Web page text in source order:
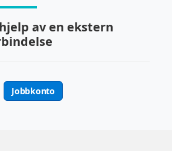
av en ekstern
Jobbkonto